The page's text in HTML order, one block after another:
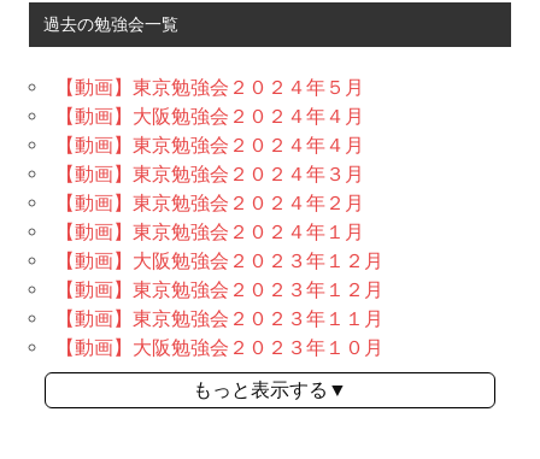
過去の勉強会一覧
【動画】東京勉強会２０２４年５月
【動画】大阪勉強会２０２４年４月
【動画】東京勉強会２０２４年４月
【動画】東京勉強会２０２４年３月
【動画】東京勉強会２０２４年２月
【動画】東京勉強会２０２４年１月
【動画】大阪勉強会２０２３年１２月
【動画】東京勉強会２０２３年１２月
【動画】東京勉強会２０２３年１１月
【動画】大阪勉強会２０２３年１０月
もっと表示する▼